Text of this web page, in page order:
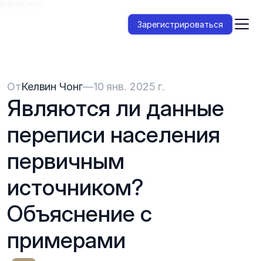
Зарегистрироваться
ОтКелвин Чонг—10 янв. 2025 г.
Являются ли данные
переписи населения
первичным
источником?
Объяснение с
примерами